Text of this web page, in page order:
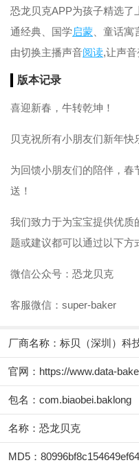
恐龙贝克APP为孩子精选了
通经典、国学启蒙 、童话
由切换主播声音阅读,让声音
版本记录
喜迎新春，牛转乾坤！
贝克祝所有小朋友们新年快
为回馈小朋友们的陪伴，
送！
我们致力于为宝宝提供优质
题或建议都可以通过以下方
微信公众号：恐龙贝克
客服微信：super-baker
厂商名称： 标贝（深圳）科
官网： https://www.data-
包名：com.biaobei.baklong
名称：恐龙贝克
MD5：